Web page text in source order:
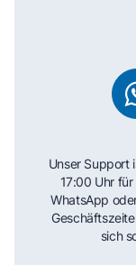
Unser Support
17:00 Uhr
WhatsApp
sich